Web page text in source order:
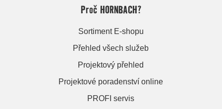
Proč HORNBACH?
Sortiment E-shopu
Přehled všech služeb
Projektový přehled
Projektové poradenství online
PROFI servis